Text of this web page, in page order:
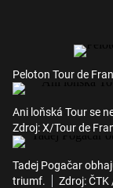
Peloton Tour de
Ani loňská Tour se
Zdroj: X/Tour de
Tadej Pogačar
triumf.
Zdroj: